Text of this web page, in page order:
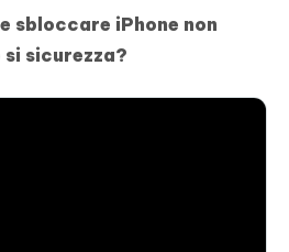
sbloccare iPhone non
sicurezza?